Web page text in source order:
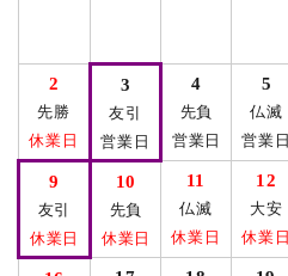
2
先勝
休業日
3
友引
営業日
4
先負
営業日
5
仏滅
営業日
9
友引
休業日
10
先負
休業日
11
仏滅
休業日
12
大安
休業日